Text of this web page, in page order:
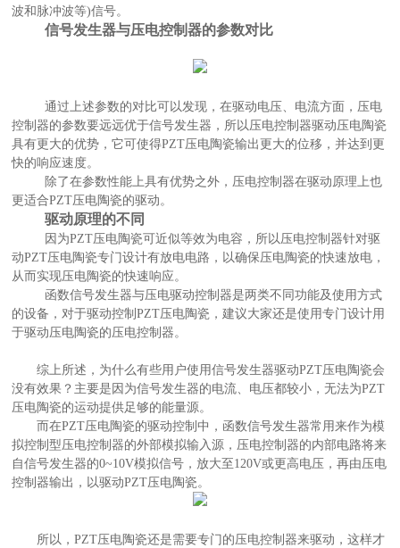
波和脉冲波等)信号。
信号发生器与压电控制器的参数对比
通过上述参数的对比可以发现，在驱动电压、电流方面，压电
控制器的参数要远远优于信号发生器，所以压电控制器驱动压电陶瓷
具有更大的优势，它可使得PZT压电陶瓷输出更大的位移，并达到更
快的响应速度。
除了在参数性能上具有优势之外，压电控制器在驱动原理上也
更适合PZT压电陶瓷的驱动。
驱动原理的不同
因为PZT压电陶瓷可近似等效为电容，所以压电控制器针对驱
动PZT压电陶瓷专门设计有放电电路，以确保压电陶瓷的快速放电，
从而实现压电陶瓷的快速响应。
函数信号发生器与压电驱动控制器是两类不同功能及使用方式
的设备，对于驱动控制PZT压电陶瓷，建议大家还是使用专门设计用
于驱动压电陶瓷的压电控制器。
综上所述，为什么有些用户使用信号发生器驱动PZT压电陶瓷会
没有效果？主要是因为信号发生器的电流、电压都较小，无法为PZT
压电陶瓷的运动提供足够的能量源。
而在PZT压电陶瓷的驱动控制中，函数信号发生器常用来作为模
拟控制型压电控制器的外部模拟输入源，压电控制器的内部电路将来
自信号发生器的0~10V模拟信号，放大至120V或更高电压，再由压电
控制器输出，以驱动PZT压电陶瓷。
所以，PZT压电陶瓷还是需要专门的压电控制器来驱动，这样才